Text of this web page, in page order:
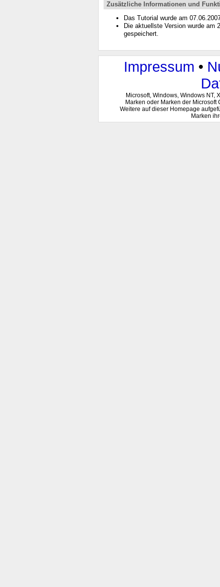
Zusätzliche Informationen und
Das Tutorial wurde am
Die aktuellste Version wurde am
gespeichert.
Impressum •
Microsoft, Windows, Windows NT,
Marken oder Marken der
Weitere auf dieser Homepage
Marken